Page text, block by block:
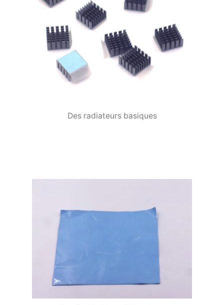
Des radiateurs basiques